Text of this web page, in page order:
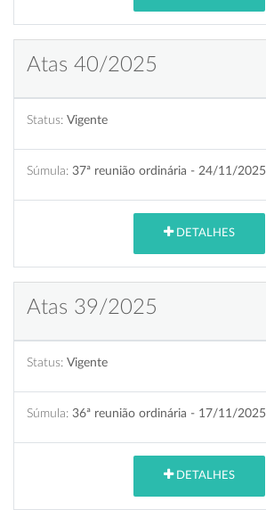
Atas 40/2025
Status: Vigente
Súmula: 37ª reunião ordinária - 24/11/2025
DETALHES
Atas 39/2025
Status: Vigente
Súmula: 36ª reunião ordinária - 17/11/2025
DETALHES